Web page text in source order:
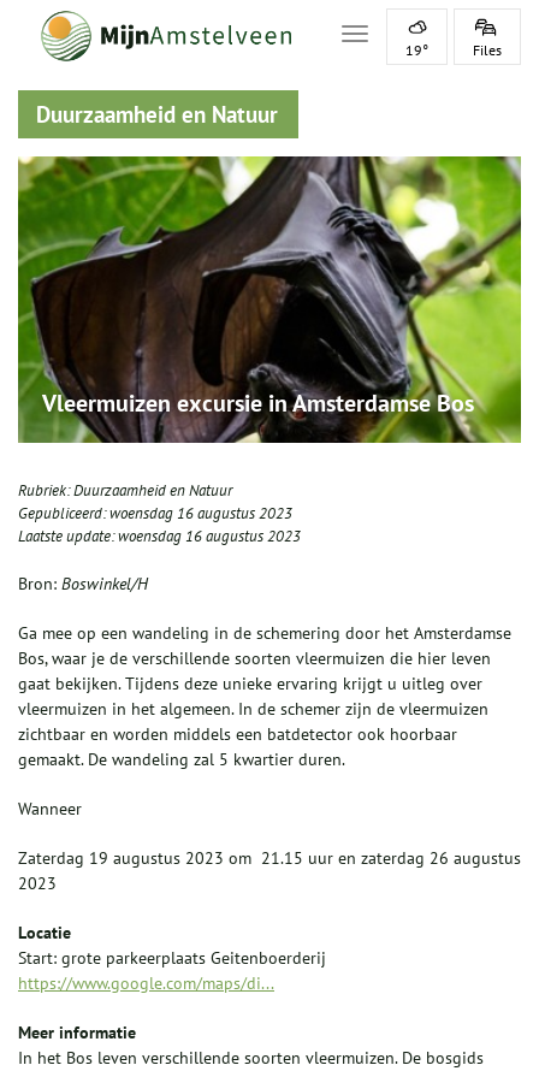
Toggle navigation
19° Files
Duurzaamheid en Natuur
Vleermuizen excursie in Amsterdamse Bos
Rubriek:Duurzaamheid en Natuur
Gepubliceerd:woensdag 16 augustus 2023
Laatste update:woensdag 16 augustus 2023
Bron: Boswinkel/H
Ga mee op een wandeling in de schemering door het Amsterdamse
Bos, waar je de verschillende soorten vleermuizen die hier leven
gaat bekijken. Tijdens deze unieke ervaring krijgt u uitleg over
vleermuizen in het algemeen. In de schemer zijn de vleermuizen
zichtbaar en worden middels een batdetector ook hoorbaar
gemaakt. De wandeling zal 5 kwartier duren.
Wanneer
Zaterdag 19 augustus 2023 om 21.15 uur en zaterdag 26 augustus
2023
Locatie
Start: grote parkeerplaats Geitenboerderij
https://www.google.com/maps/di...
Meer informatie
In het Bos leven verschillende soorten vleermuizen. De bosgids